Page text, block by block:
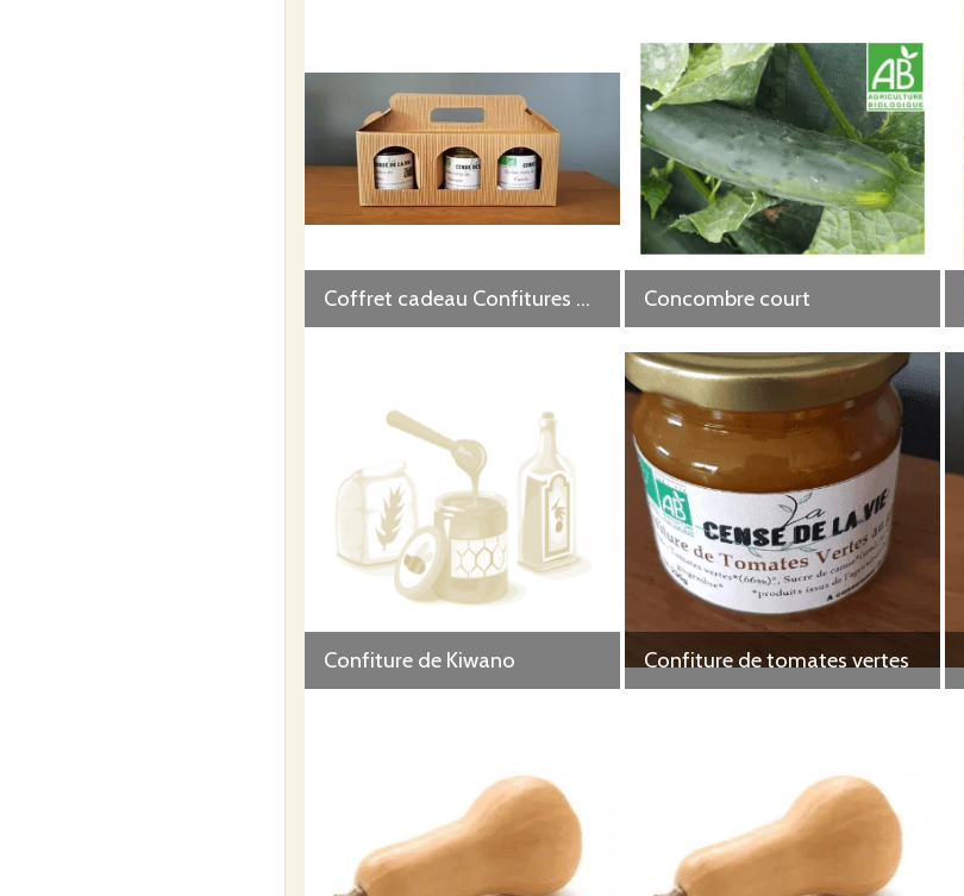
Coffret cadeau Confitures maison Concombre court
Confiture de Kiwano Confiture de tomates vertes